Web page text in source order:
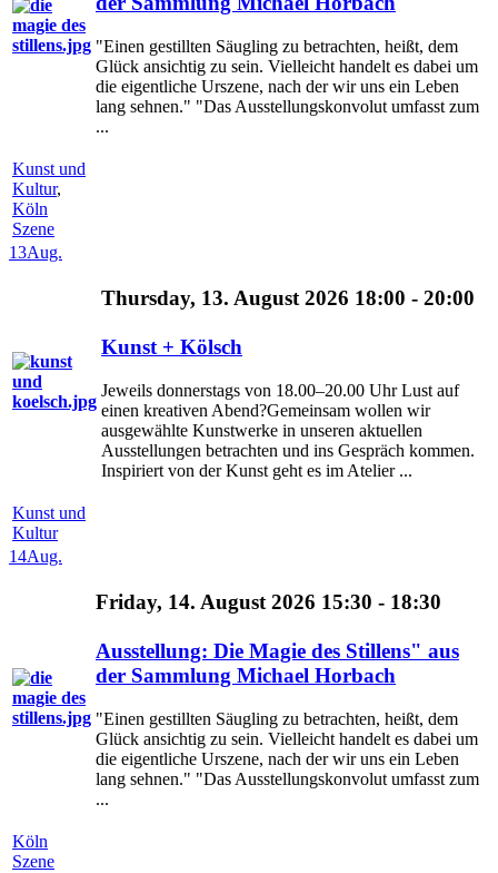
"Einen gestillten Säugling zu betrachten, heißt, dem
Glück ansichtig zu sein. Vielleicht handelt es dabei um
die eigentliche Urszene, nach der wir uns ein Leben
lang sehnen." "Das Ausstellungskonvolut umfasst zum
...
Kunst und
Kultur,
Köln
Szene
13Aug.
Thursday, 13. August 2026 18:00 - 20:00
Kunst + Kölsch
Jeweils donnerstags von 18.00–20.00 Uhr Lust auf
einen kreativen Abend?Gemeinsam wollen wir
ausgewählte Kunstwerke in unseren aktuellen
Ausstellungen betrachten und ins Gespräch kommen.
Inspiriert von der Kunst geht es im Atelier ...
Kunst und
Kultur
14Aug.
Friday, 14. August 2026 15:30 - 18:30
Ausstellung: Die Magie des Stillens" aus
der Sammlung Michael Horbach
"Einen gestillten Säugling zu betrachten, heißt, dem
Glück ansichtig zu sein. Vielleicht handelt es dabei um
die eigentliche Urszene, nach der wir uns ein Leben
lang sehnen." "Das Ausstellungskonvolut umfasst zum
...
Köln
Szene